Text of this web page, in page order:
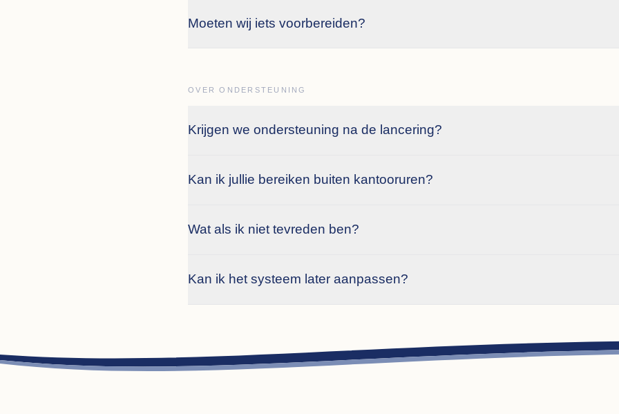
Moeten wij iets voorbereiden?
OVER ONDERSTEUNING
Krijgen we ondersteuning na de lancering?
Kan ik jullie bereiken buiten kantooruren?
Wat als ik niet tevreden ben?
Kan ik het systeem later aanpassen?